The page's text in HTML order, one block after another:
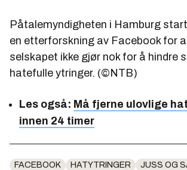
Påtalemyndigheten i Hamburg
en etterforskning av Facebook for
selskapet ikke gjør nok for å hindre
hatefulle ytringer. (©NTB)
Les også: Må fjerne ulovlige
innen 24 timer
FACEBOOK HATYTRINGER
JUSS OG